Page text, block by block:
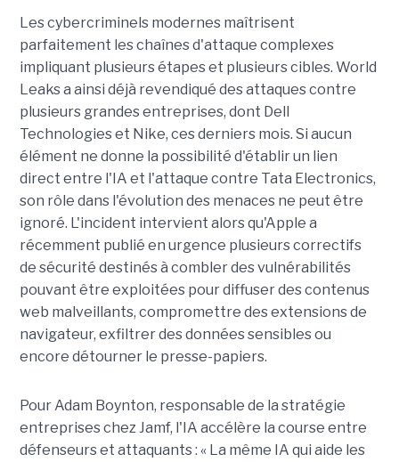
Les cybercriminels modernes maîtrisent
parfaitement les chaînes d'attaque complexes
impliquant plusieurs étapes et plusieurs cibles. World
Leaks a ainsi déjà revendiqué des attaques contre
plusieurs grandes entreprises, dont Dell
Technologies et Nike, ces derniers mois. Si aucun
élément ne donne la possibilité d'établir un lien
direct entre l'IA et l'attaque contre Tata Electronics,
son rôle dans l'évolution des menaces ne peut être
ignoré. L'incident intervient alors qu'Apple a
récemment publié en urgence plusieurs correctifs
de sécurité destinés à combler des vulnérabilités
pouvant être exploitées pour diffuser des contenus
web malveillants, compromettre des extensions de
navigateur, exfiltrer des données sensibles ou
encore détourner le presse-papiers.
PourAdam Boynton, responsable de la stratégie
entreprises chezJamf, l'IA accélère la course entre
défenseurs et attaquants : « La même IA qui aide les